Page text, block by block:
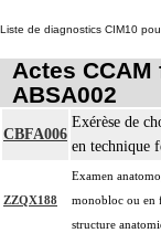
Liste de diagnostics CIM10
Actes
ABSA002
CBFA006
Exérèse de
en technique
ZZQX188
Examen
monobloc ou en
structure